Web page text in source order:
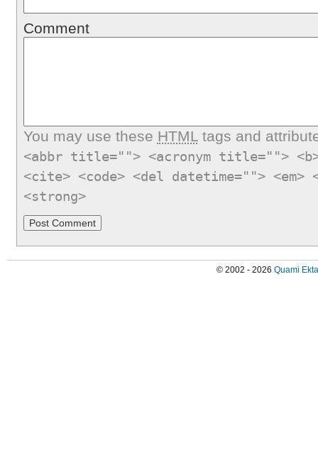
Comment
You may use these HTMLtags and
<abbr title=""> <acronym title="">
<cite> <code> <del datetime="">
<strong>
© 2002 - 2026 Quami